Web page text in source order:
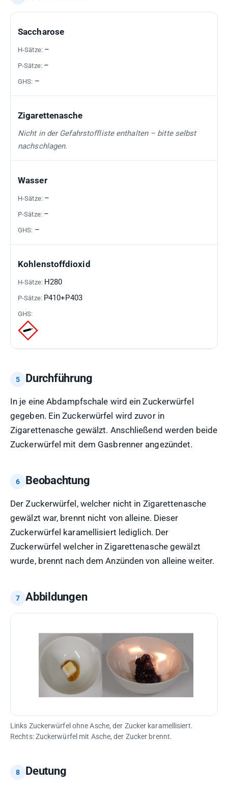
GEFAHRSTOFF
Saccharose
–
–
–
Zigarettenasche
Nicht in der Gefahrstoffliste enthalten – bitte selbst
nachschlagen.
Wasser
–
–
–
Kohlenstoffdioxid
H280
P410+P403
Durchführung
In je eine Abdampfschale wird ein Zuckerwürfel
gegeben. Ein Zuckerwürfel wird zuvor in
Zigarettenasche gewälzt. Anschließend werden beide
Zuckerwürfel mit dem Gasbrenner angezündet.
Beobachtung
Der Zuckerwürfel, welcher nicht in Zigarettenasche
gewälzt war, brennt nicht von alleine. Dieser
Zuckerwürfel karamellisiert lediglich. Der
Zuckerwürfel welcher in Zigarettenasche gewälzt
wurde, brennt nach dem Anzünden von alleine weiter.
Abbildungen
Links Zuckerwürfel ohne Asche, der Zucker karamellisiert.
Rechts: Zuckerwürfel mit Asche, der Zucker brennt.
Deutung